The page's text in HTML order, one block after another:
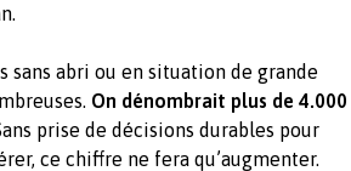
sans abri ou en situation de grande
On dénombrait plus de 4.000
prise de décisions durables pour
ce chiffre ne fera qu’augmenter.